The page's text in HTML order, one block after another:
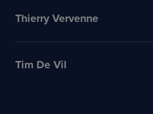
Thierry Vervenne
Tim De Vil